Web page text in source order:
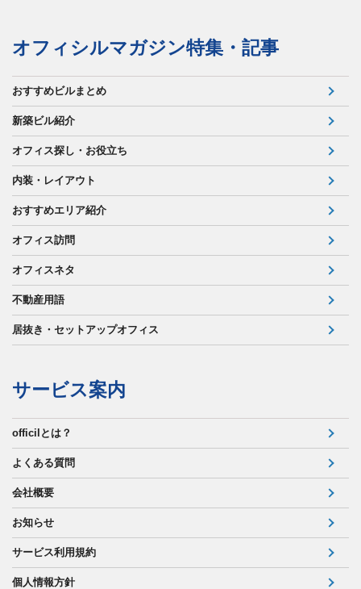
オフィシルマガジン特集・記事
おすすめビルまとめ
新築ビル紹介
オフィス探し・お役立ち
内装・レイアウト
おすすめエリア紹介
オフィス訪問
オフィスネタ
不動産用語
居抜き・セットアップオフィス
サービス案内
officilとは？
よくある質問
会社概要
お知らせ
サービス利用規約
個人情報方針